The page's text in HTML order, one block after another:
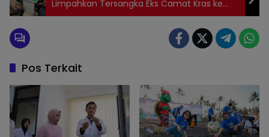
Limpahkan Tersangka Eks Camat Kras ke
Kejaksaan
Pos Terkait